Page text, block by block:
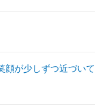
顔が少しずつ近づいて